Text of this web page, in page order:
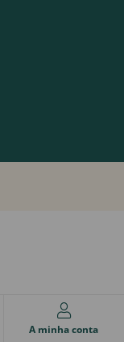
A minha conta